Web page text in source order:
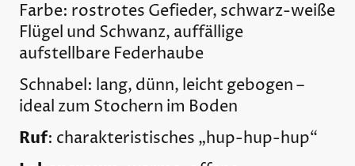
Farbe: rostrotes Gefieder, schwarz-weiße
Flügel und Schwanz, auffällige
aufstellbare Federhaube
Schnabel: lang, dünn, leicht gebogen –
ideal zum Stochern im Boden
Ruf: charakteristisches „hup-hup-hup“